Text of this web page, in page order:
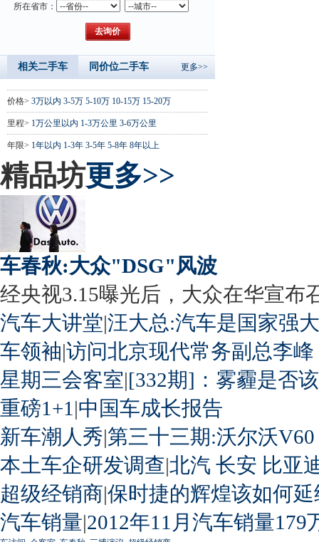
所在省市：
相关二手车 同价位二手车 更多>>
价格> 3万以内 3-5万 5-10万 10-15万 15-20万
里程> 1万公里以内 1-3万公里 3-6万公里
年限> 1年以内 1-3年 3-5年 5-8年 8年以上
精品坊更多>>
车春秋:大众"DSG"风波
经央视3.15曝光后，大众在华宣布
汽车大讲堂|汪大总:汽车是国家强
车领袖|访问北京现代常务副总李峰
星期三会客室|[332期]：雾霾是否
重磅1+1 |中国车成长报告
新车潮人秀|第三十三期:沃尔沃
本土车企研发调查|北汽 长安 比亚
超级经销商|保时捷的辉煌该如何延
汽车销量|2012年11月汽车销量179